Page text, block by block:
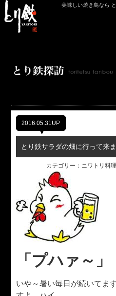
美味しい焼き鳥なら
2016.05.31UP
とり鉄サラダの畑に行って来ま
カテゴリー：ニワトリ料
「プハァ～」
いや～暑い毎日が続いてま